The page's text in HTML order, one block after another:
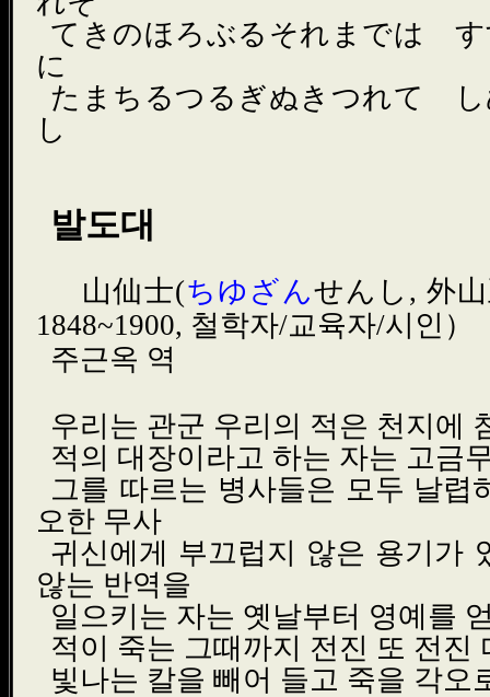
てきのほろぶるそれまでは
に
たまちるつるぎぬきつれて
し
발도대
ゝ山仙士(ちゆざんせんし, 外
1848~1900, 철학자/교육자/시인）
주근옥 역
우리는 관군 우리의 적은 천지
적의 대장이라고 하는 자는 고금
그를 따르는 병사들은 모두 날렵
오한 무사
귀신에게 부끄럽지 않은 용기가
않는 반역을
일으키는 자는 옛날부터 영예를
적이 죽는 그때까지 전진 또 전진
빛나는 칼을 빼어 들고 죽을 각오